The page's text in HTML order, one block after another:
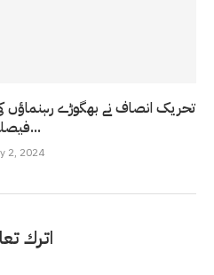
تحریک انصاف نے بھگوڑے رہنماؤں
فیصلہ...
2, 2024
اترك